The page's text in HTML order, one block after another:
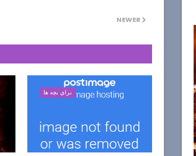
NEWER
براي بچه ها